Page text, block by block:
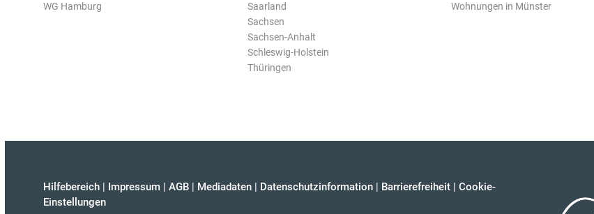
WG Hamburg
Saarland
Sachsen
Sachsen-Anhalt
Schleswig-Holstein
Thüringen
Wohnungen in Münster
Hilfebereich | Impressum | AGB | Mediadaten | Datenschutzinformation | Barrierefreiheit | Cookie-
Einstellungen